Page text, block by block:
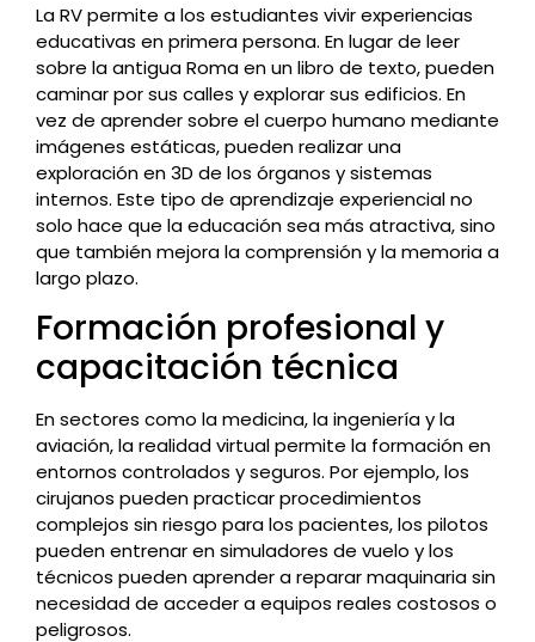
La RV permite a los estudiantes vivir experiencias
educativas en primera persona. En lugar de leer
sobre la antigua Roma en un libro de texto, pueden
caminar por sus calles y explorar sus edificios. En
vez de aprender sobre el cuerpo humano mediante
imágenes estáticas, pueden realizar una
exploración en 3D de los órganos y sistemas
internos. Este tipo de aprendizaje experiencial no
solo hace que la educación sea más atractiva, sino
que también mejora la comprensión y la memoria a
largo plazo.
Formación profesional y
capacitación técnica
En sectores como la medicina, la ingeniería y la
aviación, la realidad virtual permite la formación en
entornos controlados y seguros. Por ejemplo, los
cirujanos pueden practicar procedimientos
complejos sin riesgo para los pacientes, los pilotos
pueden entrenar en simuladores de vuelo y los
técnicos pueden aprender a reparar maquinaria sin
necesidad de acceder a equipos reales costosos o
peligrosos.